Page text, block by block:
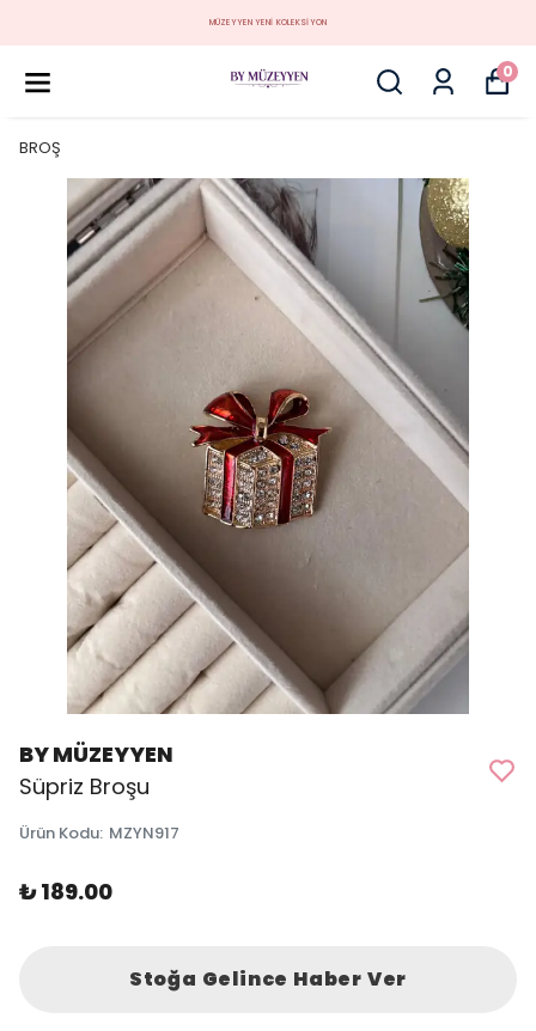
MÜZEYYEN YENİ KOLEKSİYON
0
BROŞ
BY MÜZEYYEN
Süpriz Broşu
Ürün Kodu: MZYN917
₺ 189.00
Stoğa Gelince Haber Ver